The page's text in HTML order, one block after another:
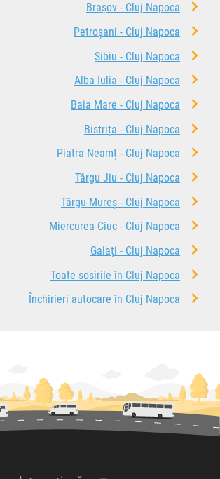
Brașov - Cluj Napoca
Petroșani - Cluj Napoca
Sibiu - Cluj Napoca
Alba Iulia - Cluj Napoca
Baia Mare - Cluj Napoca
Bistrița - Cluj Napoca
Piatra Neamț - Cluj Napoca
Târgu Jiu - Cluj Napoca
Târgu-Mureș - Cluj Napoca
Miercurea-Ciuc - Cluj Napoca
Galați - Cluj Napoca
Toate sosirile în Cluj Napoca
Închirieri autocare în Cluj Napoca